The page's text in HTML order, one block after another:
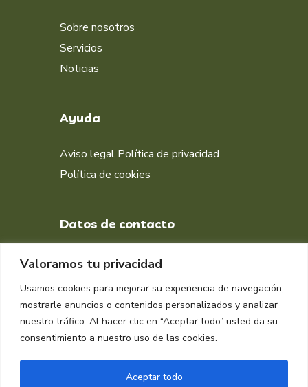
Valoramos tu privacidad
Usamos cookies para mejorar su experiencia de navegación,
mostrarle anuncios o contenidos personalizados y analizar
nuestro tráfico. Al hacer clic en “Aceptar todo” usted da su
consentimiento a nuestro uso de las cookies.
Aceptar todo
Sobre nosotros
Servicios
Noticias
Ayuda
Aviso legal Política de privacidad
Política de cookies
Datos de contacto
DIRECCIÓN
Muelle isla Verde, Algeciras
11207, Cádiz